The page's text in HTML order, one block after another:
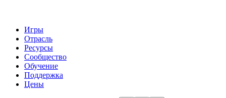
Игры
Отрасль
Ресурсы
Сообщество
Обучение
Поддержка
Цены